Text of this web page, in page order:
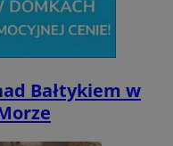
Bałtykiem w